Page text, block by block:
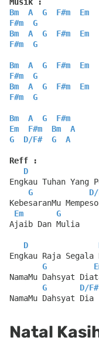
Bm
A G F#m
Em
F#m
G
Bm
A G F#m
Em
F#m
G
Bm A G F#m
Em
F#m
G
Bm
A G F#m
Em
F#m
G
Bm A G
F#m
Em
F#m Bm
A
G
D/F# G A
Reff :
D
Engkau Tuhan Yang
G
D/
KebesaranMu
Em
G
Ajaib Dan Mulia
D
Engkau Raja Segala
G
NamaMu Dahsyat
G
D/F#
NamaMu Dahsyat
Natal